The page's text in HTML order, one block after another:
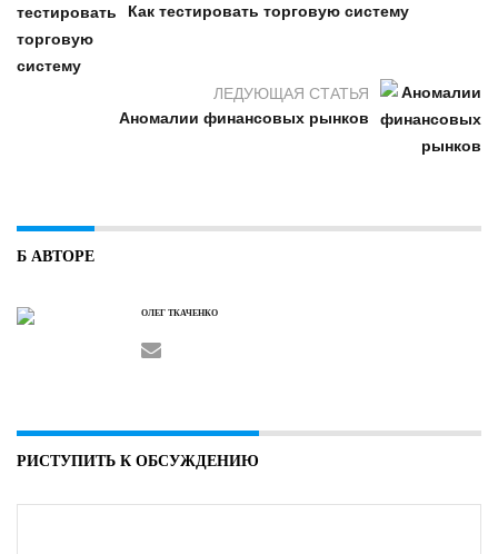
Как тестировать торговую систему
ЛЕДУЮЩАЯ СТАТЬЯ
Аномалии финансовых рынков
Б АВТОРЕ
ОЛЕГ ТКАЧЕНКО
РИСТУПИТЬ К ОБСУЖДЕНИЮ